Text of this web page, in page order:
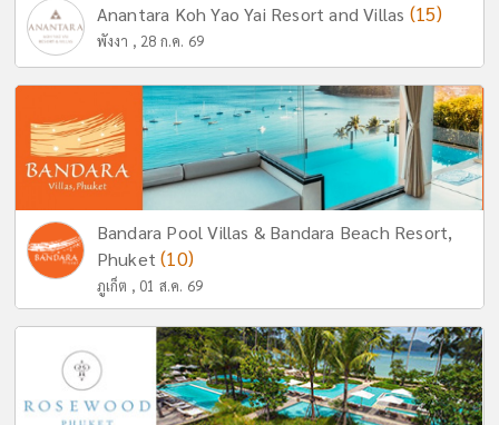
Anantara Koh Yao Yai Resort and Villas (15)
พังงา , 28 ก.ค. 69
Bandara Pool Villas & Bandara Beach Resort,
Phuket(10)
ภูเก็ต , 01 ส.ค. 69